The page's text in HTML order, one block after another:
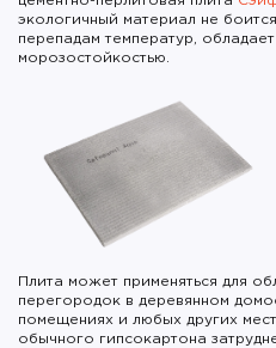
экологичный материал не
перепадам температур,
морозостойкостью.
Плита может применяться для
перегородок в деревянном
помещениях и любых других
обычного гипсокартона